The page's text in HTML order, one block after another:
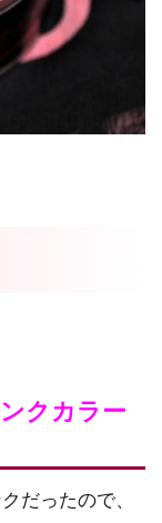
クカラー
だったので、